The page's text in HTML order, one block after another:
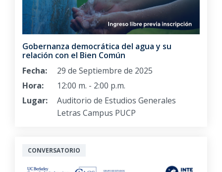
Gobernanza democrática del agua y su
relación con el Bien Común
Fecha:
29 de Septiembre de 2025
Hora:
12:00 m. - 2:00 p.m.
Lugar:
Auditorio de Estudios Generales
Letras Campus PUCP
CONVERSATORIO